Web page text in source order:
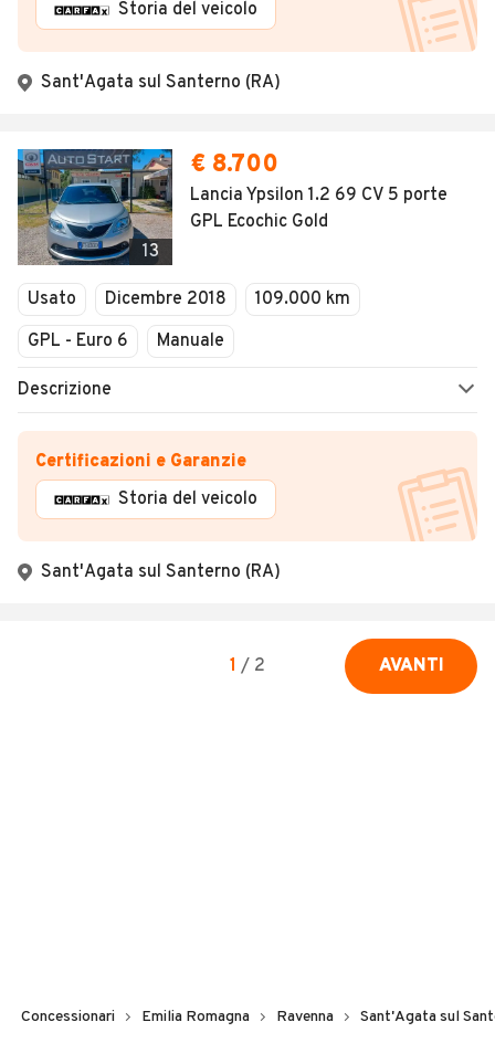
Storia del veicolo
Sant'Agata sul Santerno (RA)
13
€ 8.700
Lancia Ypsilon 1.2 69 CV 5 porte
GPL Ecochic Gold
Usato Dicembre 2018
109.000 km
GPL - Euro 6
Manuale
Descrizione
Certificazioni e Garanzie
Storia del veicolo
Sant'Agata sul Santerno (RA)
1 / 2 AVANTI
Concessionari Emilia Romagna Ravenna Sant'Agata sul